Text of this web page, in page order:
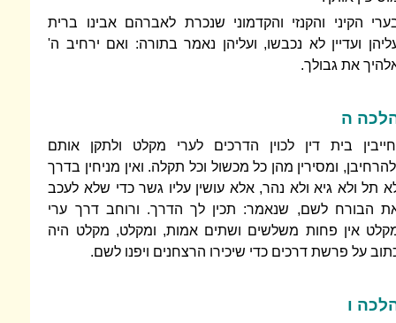
הקיני והקנזי והקדמוני שנכרת לאברהם אבינו ברית
ועדיין לא נכבשו, ועליהן נאמר בתורה: ואם ירחיב ה'
את גבולך.
ה
בית דין לכוין הדרכים לערי מקלט ולתקן אותם
ומסירין מהן כל מכשול וכל תקלה. ואין מניחין בדרך
תל ולא גיא ולא נהר, אלא עושין עליו גשר כדי שלא לעכב
הבורח לשם, שנאמר: תכין לך הדרך. ורוחב דרך ערי
אין פחות משלשים ושתים אמות, ומקלט, מקלט היה
על פרשת דרכים כדי שיכירו הרצחנים ויפנו לשם.
ו